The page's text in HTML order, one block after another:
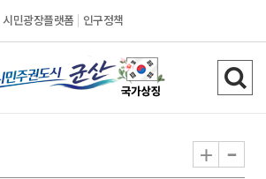
시민광장플랫폼 인구정책
시
민
검
색
기
+ -